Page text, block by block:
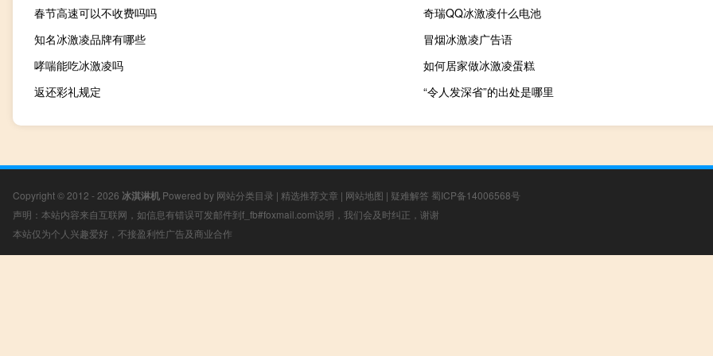
春节高速可以不收费吗吗
奇瑞QQ冰激凌什么电池
知名冰激凌品牌有哪些
冒烟冰激凌广告语
哮喘能吃冰激凌吗
如何居家做冰激凌蛋糕
返还彩礼规定
“令人发深省”的出处是哪里
Copyright © 2012 - 2026 冰淇淋机 Powered by 网站分类目录 | 精选推荐文章 | 网站地图 | 疑难解答 蜀ICP备14006568号
声明：本站内容来自互联网，如信息有错误可发邮件到f_fb#foxmail.com说明，我们会及时纠正，谢谢
本站仅为个人兴趣爱好，不接盈利性广告及商业合作